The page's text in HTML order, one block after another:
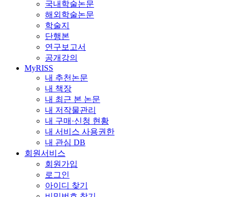
국내학술논문
해외학술논문
학술지
단행본
연구보고서
공개강의
MyRISS
내 추천논문
내 책장
내 최근 본 논문
내 저작물관리
내 구매·신청 현황
내 서비스 사용권한
내 관심 DB
회원서비스
회원가입
로그인
아이디 찾기